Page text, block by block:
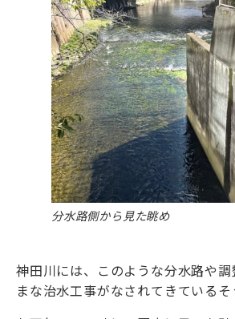
分水路側から見た眺め
神田川には、このような分水路や
まな治水工事がなされてきているそ